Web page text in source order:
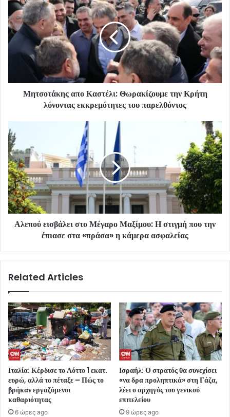
Μητσοτάκης απο Καστέλι: Θωρακίζουμε την Κρήτη
λύνοντας εκκρεμότητες του παρελθόντος
Αλεπού εισβάλει στο Μέγαρο Μαξίμου: Η στιγμή που την
έπιασε στα «πράσα» η κάμερα ασφαλείας
Related Articles
Ιταλία: Κέρδισε το Λόττο 1 εκατ.
ευρώ, αλλά το πέταξε – Πώς το
βρήκαν εργαζόμενοι
καθαριότητας
6 ώρες ago
Ισραήλ: Ο στρατός θα συνεχίσει
«να δρα προληπτικά» στη Γάζα,
λέει ο αρχηγός του γενικού
επιτελείου
9 ώρες ago